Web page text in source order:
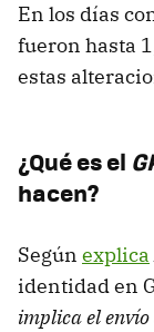
En los días
fueron hasta
estas
¿Qué es el
hacen?
Según explica
identidad en
implica el envío